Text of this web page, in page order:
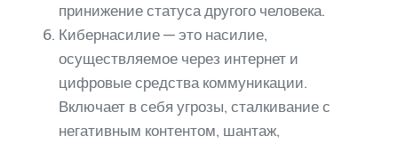
принижение статуса другого человека.
Кибернасилие — это насилие,
осуществляемое через интернет и
цифровые средства коммуникации.
Включает в себя угрозы, сталкивание с
негативным контентом, шантаж,